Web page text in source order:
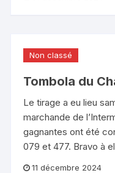
Non classé
Tombola du
Le tirage a eu lieu
marchande de
gagnantes ont été
079 et 477. Bravo à
11 décembre 2024